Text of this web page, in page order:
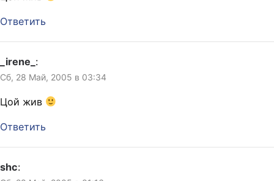
Ответить
_irene_ :
Сб, 28 Май, 2005 в 03:34
Цой жив
Ответить
shc: